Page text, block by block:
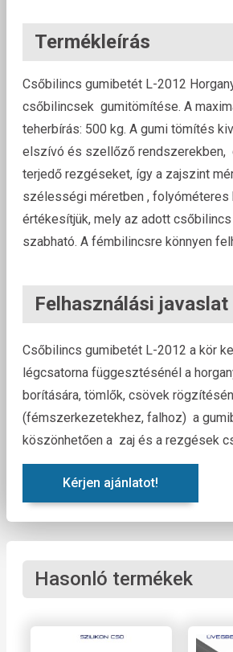
Termékleírás
Csőbilincs gumibetét L-2012
csőbilincsek gumitömítése. A
teherbírás: 500 kg. A gumi tömítés
elszívó és szellőző rendszerekben,
terjedő rezgéseket, így a zajszint
szélességi méretben ,
értékesítjük, mely az adott
szabható. A fémbilincsre könnyen
Felhasználási javaslat
Csőbilincs gumibetét L-2012 a kör
légcsatorna függesztésénél a
borítására, tömlők, csövek
(fémszerkezetekhez, falhoz) a
köszönhetően a zaj és a rezgések
Kérjen ajánlatot!
Hasonló termékek